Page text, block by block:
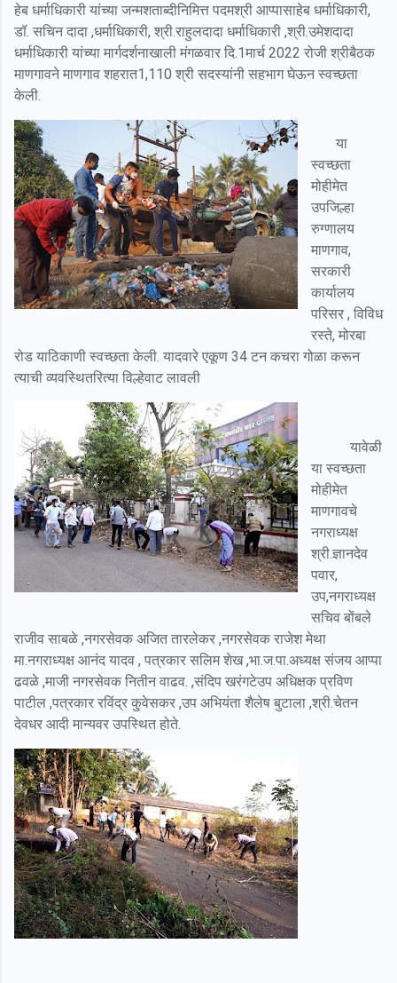
हेब धर्माधिकारी यांच्या जन्मशताब्दीनिमित्त पदमश्री आप्पासाहेब धर्माधिकारी,
डॉ. सचिन दादा ,धर्माधिकारी, श्री.राहुलदादा धर्माधिकारी ,श्री.उमेशदादा
धर्माधिकारी यांच्या मार्गदर्शनाखाली मंगळवार दि.1मार्च 2022 रोजी श्रीबैठक
माणगावने माणगाव शहरात1,110 श्री सदस्यांनी सहभाग घेऊन स्वच्छता
केली.
या
स्वच्छता
मोहीमेत
उपजिल्हा
रुग्णालय
माणगाव,
सरकारी
कार्यालय
परिसर , विविध
रस्ते, मोरबा
रोड याठिकाणी स्वच्छता केली. यादवारे एकूण 34 टन कचरा गोळा करून
त्याची व्यवस्थितरित्या विल्हेवाट लावली
यावेळी
या स्वच्छता
मोहीमेत
माणगावचे
नगराध्यक्ष
श्री.ज्ञानदेव
पवार,
उप,नगराध्यक्ष
सचिव बोंबले
राजीव साबळे ,नगरसेवक अजित तारलेकर ,नगरसेवक राजेश मेथा
मा.नगराध्यक्ष आनंद यादव , पत्रकार सलिम शेख ,भा.ज.पा.अध्यक्ष संजय आप्पा
ढवळे ,माजी नगरसेवक नितीन वाढव. ,संदिप खरंगटेउप अधिक्षक प्रविण
पाटील ,पत्रकार रविंद्र कु्वेसकर ,उप अभियंता शैलेष बुटाला ,श्री.चेतन
देवधर आदी मान्यवर उपस्थित होते.